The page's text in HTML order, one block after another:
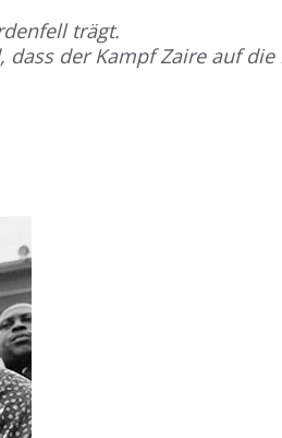
trägt.
der Kampf Zaire auf